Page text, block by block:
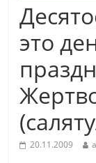
это
20.11.2009